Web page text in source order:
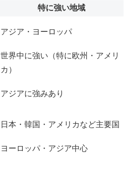
特に強い地域
アジア・ヨーロッパ
世界中に強い（特に欧州・アメリ
カ）
アジアに強みあり
日本・韓国・アメリカなど主要国
ヨーロッパ・アジア中心